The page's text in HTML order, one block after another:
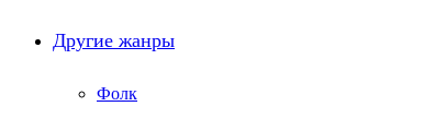
Другие жанры
Фолк